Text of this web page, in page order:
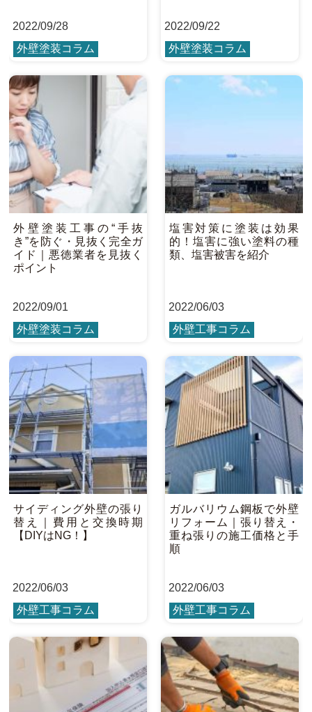
2022/09/28
外壁塗装コラム
2022/09/22
外壁塗装コラム
外壁塗装工事の“手抜
き”を防ぐ・見抜く完全ガ
イド｜悪徳業者を見抜く
ポイント
2022/09/01
外壁塗装コラム
塩害対策に塗装は効果
的！塩害に強い塗料の種
類、塩害被害を紹介
2022/06/03
外壁工事コラム
サイディング外壁の張り
替え｜費用と交換時期
【DIYはNG！】
2022/06/03
外壁工事コラム
ガルバリウム鋼板で外壁
リフォーム｜張り替え・
重ね張りの施工価格と手
順
2022/06/03
外壁工事コラム